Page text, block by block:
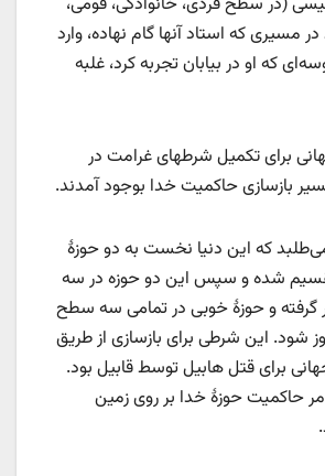
مسیری که استاد آنها گام نهاده، وارد
که او در بیابان تجربه کرد، غلبه
برای تکمیل شرطهای غرامت در
بازسازی حاکمیت خدا بوجود آمدند.
می‌طلبد که این دنیا نخست به دو حوزۀ
تقسیم شده و سپس این دو حوزه در سه
گرفته و حوزۀ خوبی در تمامی سه سطح
شود. این شرطی برای بازسازی از طریق
برای قتل هابیل توسط قابیل بود.
حاکمیت حوزۀ خدا بر روی زمین